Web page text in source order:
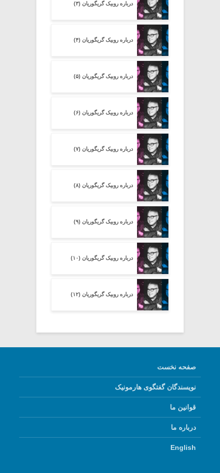
درباره روبیک گریگوریان (۳)
درباره روبیک گریگوریان (۴)
درباره روبیک گریگوریان (۵)
درباره روبیک گریگوریان (۶)
درباره روبیک گریگوریان (۷)
درباره روبیک گریگوریان (۸)
درباره روبیک گریگوریان (۹)
درباره روبیک گریگوریان (۱۰)
درباره روبیک گریگوریان (۱۲)
صفحه نخست
نویسندگان گفتگوی هارمونیک
قوانین ما
درباره ما
English